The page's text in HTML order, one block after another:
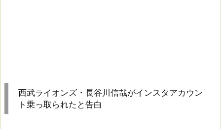
西武ライオンズ・長谷川信哉がインスタアカウン
ト乗っ取られたと告白